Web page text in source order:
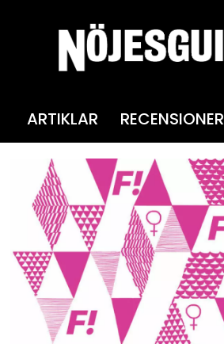
ARTIKLAR RECENSIONER